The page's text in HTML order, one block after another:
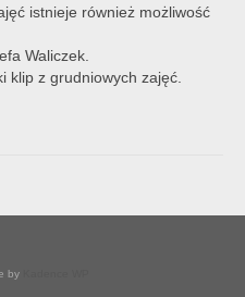
istnieje również możliwość
Waliczek.
klip z grudniowych zajęć.
by